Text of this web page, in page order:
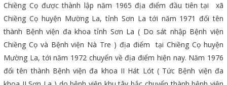
Chiềng Cọ được thành lập năm 1965 địa điểm đầu tiên tại xã
Chiềng Cọ huyện Mường La, tỉnh Sơn La tới năm 1971 đổi tên
thành Bệnh viện đa khoa tỉnh Sơn La ( Do sát nhập Bệnh viện
Chiềng Cọ và Bệnh viện Nà Tre ) địa điểm tại Chiềng Cọ huyện
Mường La, tới năm 1972 chuyển về địa điểm hiện nay. Năm 1976
đổi tên thành Bệnh viện đa khoa II Hát Lót ( Tức Bệnh viện đa